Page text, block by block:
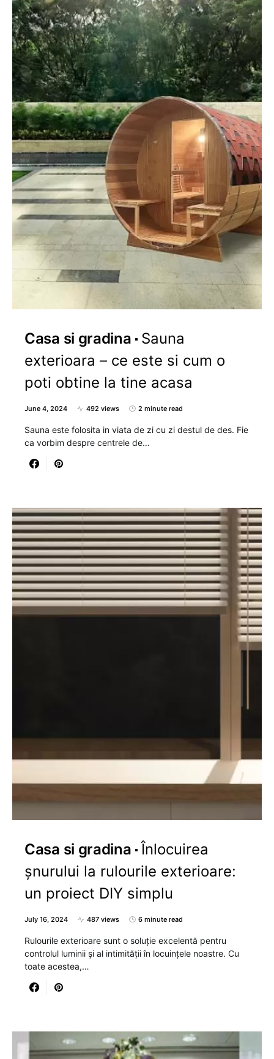
Casa si gradina
Sauna
exterioara – ce este si cum o
poti obtine la tine acasa
June 4, 2024 492 views 2 minute read
Sauna este folosita in viata de zi cu zi destul de des. Fie
ca vorbim despre centrele de…
Casa si gradina
Înlocuirea
șnurului la rulourile exterioare:
un proiect DIY simplu
July 16, 2024 487 views 6 minute read
Rulourile exterioare sunt o soluție excelentă pentru
controlul luminii și al intimității în locuințele noastre. Cu
toate acestea,…